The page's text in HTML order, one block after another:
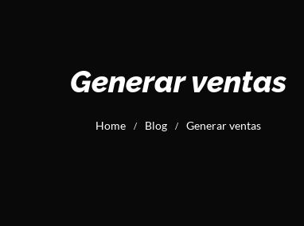
Generar ventas
Home / Blog / Generar ventas